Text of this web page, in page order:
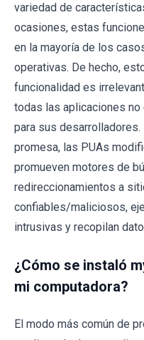
variedad de
ocasiones, estas
en la mayoría de los
operativas. De hecho,
funcionalidad es
todas las aplicaciones no
para sus desarrolladores.
promesa, las PUAs
promueven motores de
redireccionamientos a
confiables/maliciosos,
intrusivas y recopilan
¿Cómo se instaló
mi computadora?
El modo más común de